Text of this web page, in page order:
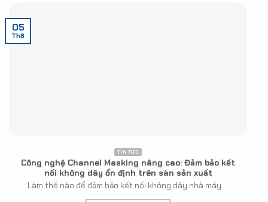
TIN TỨC
Công nghệ Channel Masking nâng cao: Đảm bảo kết
nối không dây ổn định trên sàn sản xuất
Làm thế nào để đảm bảo kết nối không dây nhà máy ...
05
Th8